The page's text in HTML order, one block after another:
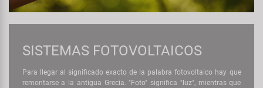
SISTEMAS FOTOVOLTAICOS
Para llegar al significado exacto de la palabra fotovoltaico hay que
remontarse a la antigua Grecia. "Foto" significa "luz", mientras que